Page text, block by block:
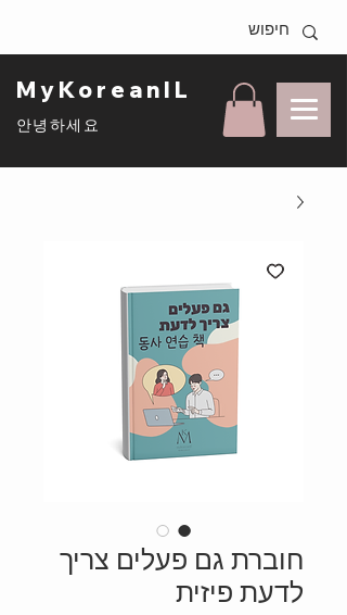
MyKoreanIL
안녕하세요
חוברת גם פעלים צריך
לדעת פיזית